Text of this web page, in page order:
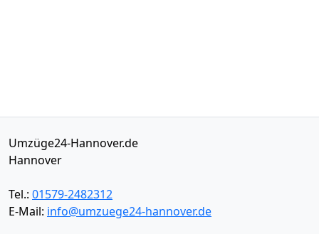
Umzüge24-Hannover.de
Hannover
Tel.: 01579-2482312
E-Mail: info@umzuege24-hannover.de